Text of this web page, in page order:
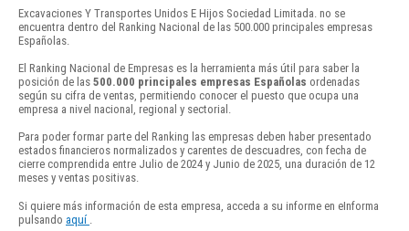
Excavaciones Y Transportes Unidos E Hijos Sociedad Limitada. no se
encuentra dentro del Ranking Nacional de las 500.000 principales empresas
Españolas.
El Ranking Nacional de Empresas es la herramienta más útil para saber la
posición de las 500.000 principales empresas Españolas ordenadas
según su cifra de ventas, permitiendo conocer el puesto que ocupa una
empresa a nivel nacional, regional y sectorial.
Para poder formar parte del Ranking las empresas deben haber presentado
estados financieros normalizados y carentes de descuadres, con fecha de
cierre comprendida entre Julio de 2024 y Junio de 2025, una duración de 12
meses y ventas positivas.
Si quiere más información de esta empresa, acceda a su informe en eInforma
pulsando aquí